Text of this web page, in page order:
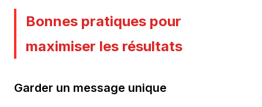
Bonnes pratiques pour
maximiser les résultats
Garder un message unique